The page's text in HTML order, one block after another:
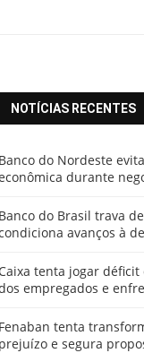
NOTÍCIAS RECENTES
Banco do Nordeste
durante
Banco do Brasil trava
avanços à
Caixa tenta jogar déficit
empregados e
Fenaban tenta
prejuízo e segura